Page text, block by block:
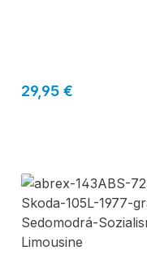
Regulärer Preis:
29,95 €